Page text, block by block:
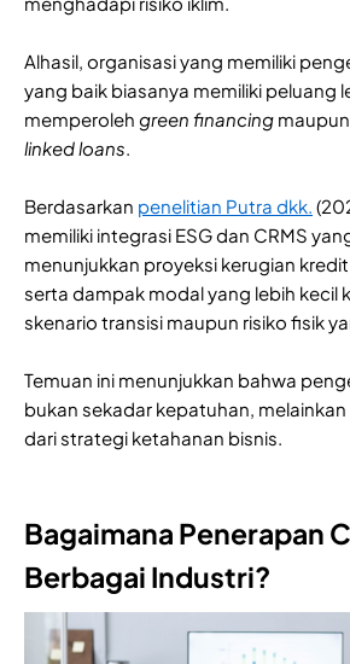
Alhasil, organisasi yang memiliki
yang baik biasanya memiliki peluang
memperoleh green financing maupun
linked loans
Berdasarkan penelitian Putra dkk.
memiliki integrasi ESG dan CRMS
menunjukkan proyeksi kerugian
serta dampak modal yang lebih kecil
skenario transisi maupun risiko fisik
Temuan ini menunjukkan bahwa
bukan sekadar kepatuhan,
dari strategi ketahanan bisnis.
Bagaimana Penerapan
Berbagai Industri?